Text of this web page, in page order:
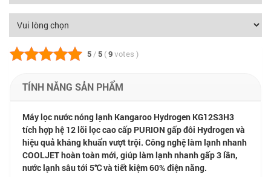
5 / 5 ( 9 votes )
TÍNH NĂNG SẢN PHẨM
Máy lọc nước nóng lạnh Kangaroo Hydrogen KG12S3H3
tích hợp hệ 12 lõi lọc cao cấp PURION gấp đôi Hydrogen và
hiệu quả kháng khuẩn vượt trội. Công nghệ làm lạnh nhanh
COOLJET hoàn toàn mới, giúp làm lạnh nhanh gấp 3 lần,
nước lạnh sâu tới 5℃ và tiết kiệm 60% điện năng.